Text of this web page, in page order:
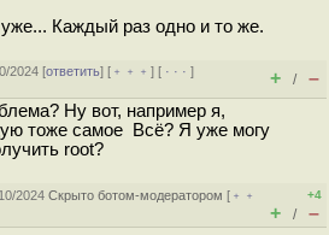
Каждый раз одно и то же.
2024 [ответить] [ ﹢﹢﹢] [ · · ·]
+ / –
Ну вот, например я,
тоже самое Всё? Я уже могу
root?
2024Скрыто ботом-модератором [ ﹢﹢
+4
+ / –